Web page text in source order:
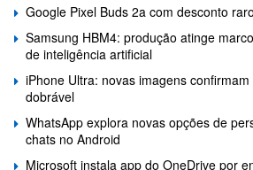
Google Pixel Buds 2a com desconto
Samsung HBM4: produção atinge
de inteligência artificial
iPhone Ultra: novas imagens
dobrável
WhatsApp explora novas opções de
chats no Android
Microsoft instala app do OneDrive por